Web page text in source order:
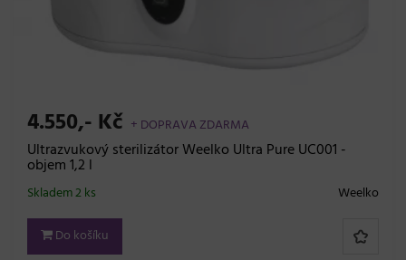
4.550,- Kč + DOPRAVA ZDARMA
Ultrazvukový sterilizátor Weelko Ultra Pure UC001 -
objem 1,2 l
Weelko
Skladem 2 ks
Do košíku